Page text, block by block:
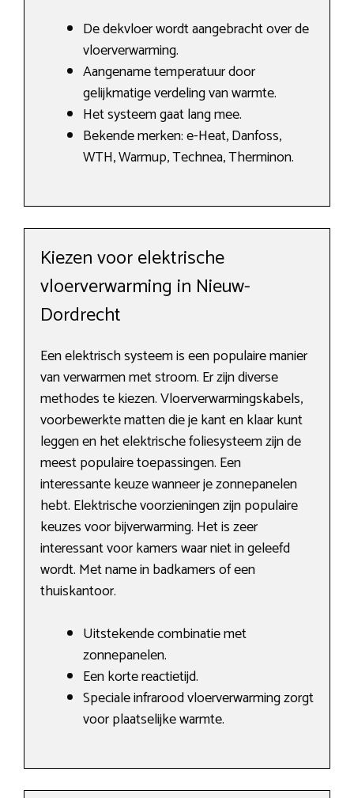
De dekvloer wordt aangebracht over de
vloerverwarming.
Aangename temperatuur door
gelijkmatige verdeling van warmte.
Het systeem gaat lang mee.
Bekende merken: e-Heat, Danfoss,
WTH, Warmup, Technea, Therminon.
Kiezen voor elektrische
vloerverwarming in Nieuw-
Dordrecht
Een elektrisch systeem is een populaire manier
van verwarmen met stroom. Er zijn diverse
methodes te kiezen. Vloerverwarmingskabels,
voorbewerkte matten die je kant en klaar kunt
leggen en het elektrische foliesysteem zijn de
meest populaire toepassingen. Een
interessante keuze wanneer je zonnepanelen
hebt. Elektrische voorzieningen zijn populaire
keuzes voor bijverwarming. Het is zeer
interessant voor kamers waar niet in geleefd
wordt. Met name in badkamers of een
thuiskantoor.
Uitstekende combinatie met
zonnepanelen.
Een korte reactietijd.
Speciale infrarood vloerverwarming zorgt
voor plaatselijke warmte.